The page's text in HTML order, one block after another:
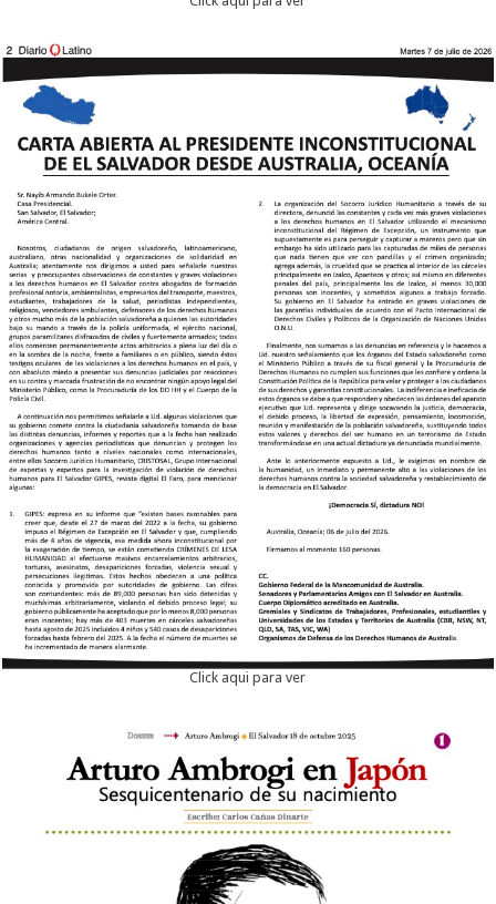
Click aqui para ver